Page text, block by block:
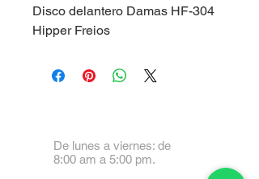
Disco delantero Damas HF-304
Hipper Freios
De lunes a viernes: de
8:00 am a 5:00 pm.